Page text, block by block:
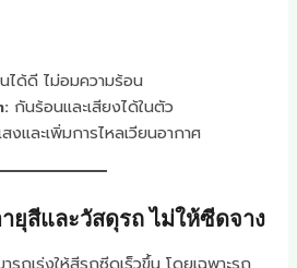
ได้ดี ไม่อมความร้อน
กันร้อนและเสียงได้ในตัว
และเพิ่มการไหลเวียนอากาศ
ยุสีและวัสดุรถ ไม่ให้ซีดจาง